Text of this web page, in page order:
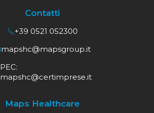
Contatti
+39 0521 052300
mapshc@mapsgroup.it
PEC:
mapshc@certimprese.it
Maps Healthcare